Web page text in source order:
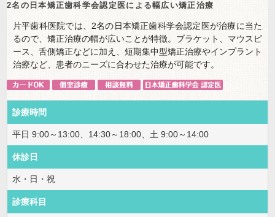
2名の日本矯正歯科学会認定医による幅広い矯正治療
片平歯科医院では、2名の日本矯正歯科学会認定医が治療に当た
るので、矯正治療の幅が広いことが特徴。ブラケット、マウスピ
ース、舌側矯正などに加え、短期集中型矯正治療やインプラント
治療など、患者のニーズに合わせた治療が可能です。
診療時間
平日 9:00～13:00、14:30～18:00、土 9:00～14:00
休診日
水・日・祝
診療科目